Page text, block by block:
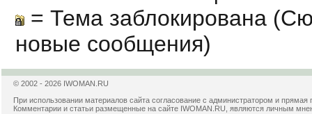
= Тема заблокирована
новые сообщения)
© 2002 - 2026 IWOMAN.RU
При использовании материалов сайта согласование с администратором и прямая
Комментарии и статьи размещенные на сайте IWOMAN.RU, являются личным